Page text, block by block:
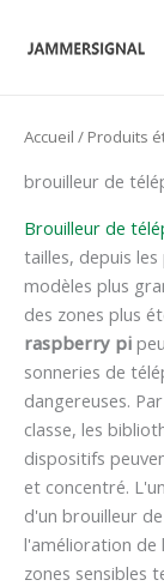
Accueil / Produits
brouilleur de
Brouilleur de
tailles, depuis
modèles plus
des zones plus
raspberry pi
sonneries de
dangereuses.
classe, les
dispositifs
et concentré.
d'un brouilleur
l'amélioration de
zones sensibles